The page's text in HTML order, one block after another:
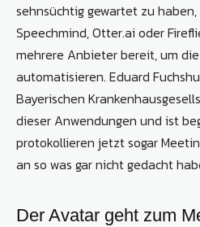
sehnsüchtig gewartet zu
Speechmind, Otter.ai oder
mehrere Anbieter bereit, um
automatisieren. Eduard
Bayerischen
dieser Anwendungen und ist
protokollieren jetzt sogar
an so was gar nicht gedacht
Der Avatar geht zum